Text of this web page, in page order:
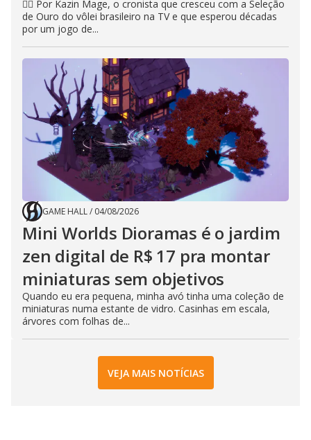
🧙‍♂️ Por Kazin Mage, o cronista que cresceu com a Seleção
de Ouro do vôlei brasileiro na TV e que esperou décadas
por um jogo de...
GAME HALL/ 04/08/2026
Mini Worlds Dioramas é o jardim
zen digital de R$ 17 pra montar
miniaturas sem objetivos
Quando eu era pequena, minha avó tinha uma coleção de
miniaturas numa estante de vidro. Casinhas em escala,
árvores com folhas de...
VEJA MAIS NOTÍCIAS